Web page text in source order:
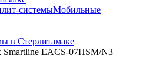
системыМобильные
в Стерлитамаке
Smartline EACS-07HSM/N3